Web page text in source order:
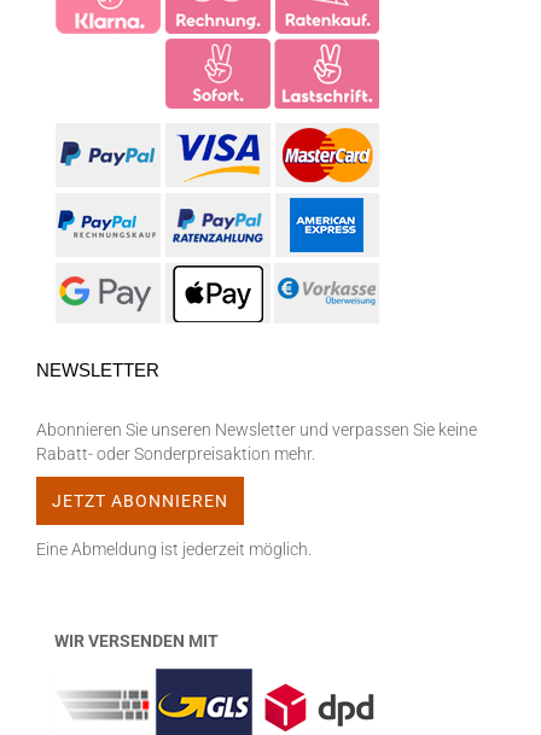
NEWSLETTER
Abonnieren Sie unseren Newsletter und verpassen Sie keine
Rabatt- oder Sonderpreisaktion mehr.
Eine Abmeldung ist jederzeit möglich.
WIR VERSENDEN MIT